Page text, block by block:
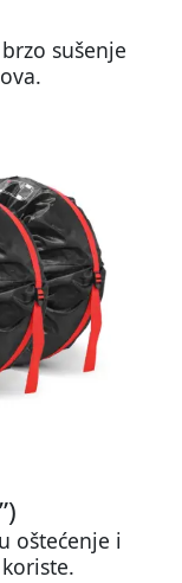
sušenje
oštećenje i